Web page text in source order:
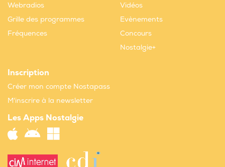
Webradios
Grille des programmes
Fréquences
Vidéos
Evènements
Concours
Nostalgie+
Inscription
Créer mon compte Nostapass
M'inscrire à la newsletter
Les Apps Nostalgie